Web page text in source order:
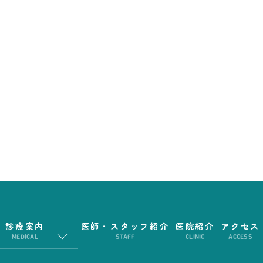
診療案内
MEDICAL
医師・スタッフ紹介
STAFF
医院紹介
CLINIC
アクセス
ACCESS